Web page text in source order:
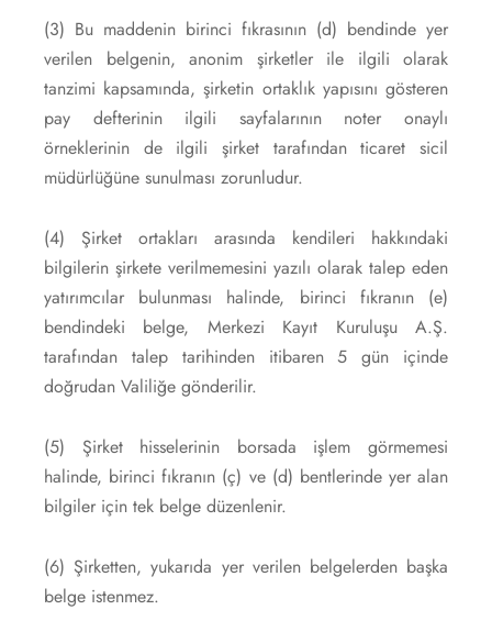
(3) Bu maddenin birinci fıkrasının (d) bendinde yer
verilen belgenin, anonim şirketler ile ilgili olarak
tanzimi kapsamında, şirketin ortaklık yapısını gösteren
pay defterinin ilgili sayfalarının noter onaylı
örneklerinin de ilgili şirket tarafından ticaret sicil
müdürlüğüne sunulması zorunludur.
(4) Şirket ortakları arasında kendileri hakkındaki
bilgilerin şirkete verilmemesini yazılı olarak talep eden
yatırımcılar bulunması halinde, birinci fıkranın (e)
bendindeki belge, Merkezi Kayıt Kuruluşu A.Ş.
tarafından talep tarihinden itibaren 5 gün içinde
doğrudan Valiliğe gönderilir.
(5) Şirket hisselerinin borsada işlem görmemesi
halinde, birinci fıkranın (ç) ve (d) bentlerinde yer alan
bilgiler için tek belge düzenlenir.
(6) Şirketten, yukarıda yer verilen belgelerden başka
belge istenmez.